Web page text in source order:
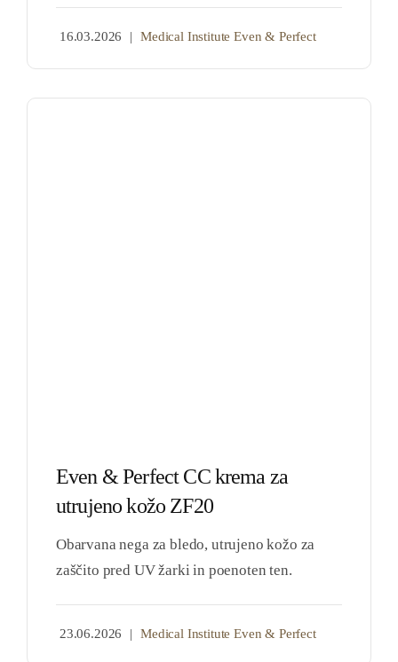
16.03.2026 | Medical Institute Even & Perfect
Even & Perfect CC krema za
utrujeno kožo ZF20
Obarvana nega za bledo, utrujeno kožo za
zaščito pred UV žarki in poenoten ten.
23.06.2026 | Medical Institute Even & Perfect